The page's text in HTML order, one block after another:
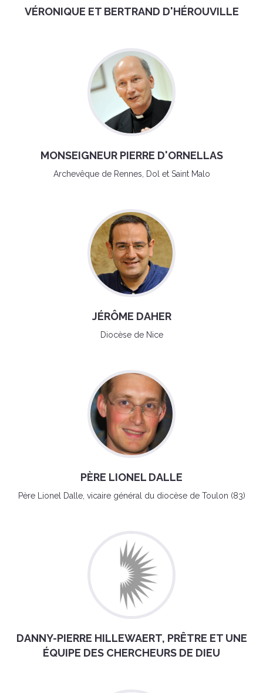
VÉRONIQUE ET BERTRAND D'HÉROUVILLE
MONSEIGNEUR PIERRE D'ORNELLAS
Archevêque de Rennes, Dol et Saint Malo
JÉRÔME DAHER
Diocèse de Nice
PÈRE LIONEL DALLE
Père Lionel Dalle, vicaire général du diocèse de Toulon (83)
DANNY-PIERRE HILLEWAERT, PRÊTRE ET UNE
ÉQUIPE DES CHERCHEURS DE DIEU